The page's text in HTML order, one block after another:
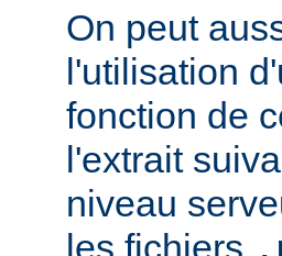
On peut
l'utilisation
fonction de
l'extrait
niveau
les fichiers